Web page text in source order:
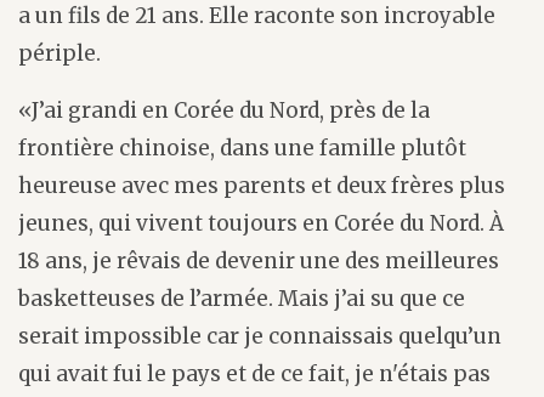
a un fils de 21 ans. Elle raconte son incroyable
périple.
«J’ai grandi en Corée du Nord, près de la
frontière chinoise, dans une famille plutôt
heureuse avec mes parents et deux frères plus
jeunes, qui vivent toujours en Corée du Nord. À
18 ans, je rêvais de devenir une des meilleures
basketteuses de l’armée. Mais j’ai su que ce
serait impossible car je connaissais quelqu’un
qui avait fui le pays et de ce fait, je n'étais pas